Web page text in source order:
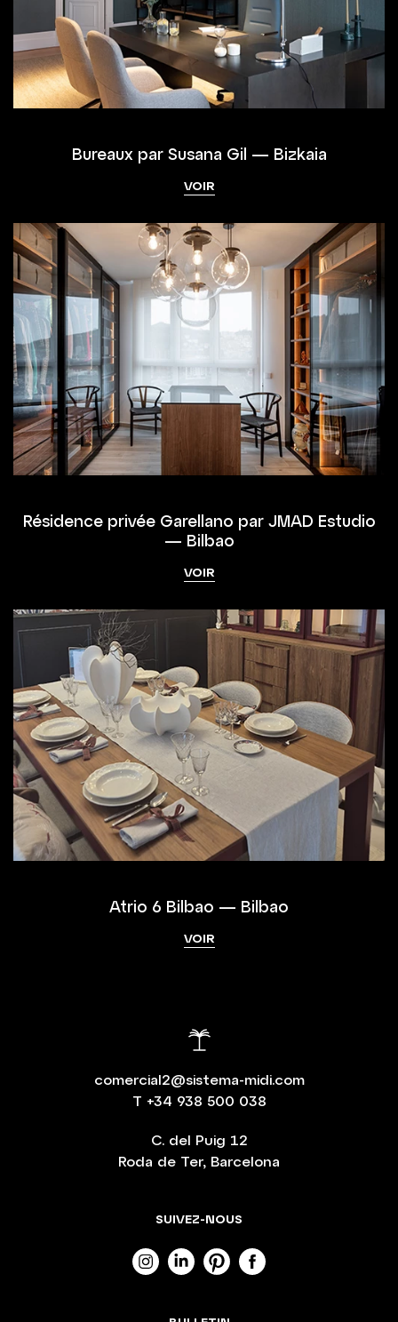
Bureaux par Susana Gil — Bizkaia
VOIR
Résidence privée Garellano par JMAD Estudio
— Bilbao
VOIR
Atrio 6 Bilbao — Bilbao
VOIR
comercial2@sistema-midi.com
T +34 938 500 038
SUIVEZ-NOUS
C. del Puig 12
Roda de Ter, Barcelona